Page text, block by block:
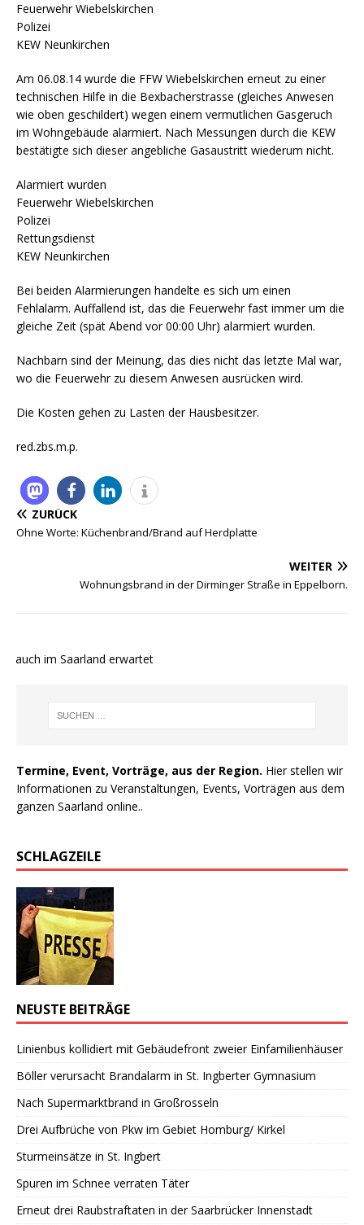
Feuerwehr Wiebelskirchen
Polizei
KEW Neunkirchen
Am 06.08.14 wurde die FFW Wiebelskirchen erneut zu einer
technischen Hilfe in die Bexbacherstrasse (gleiches Anwesen
wie oben geschildert) wegen einem vermutlichen Gasgeruch
im Wohngebäude alarmiert. Nach Messungen durch die KEW
bestätigte sich dieser angebliche Gasaustritt wiederum nicht.
Alarmiert wurden
Feuerwehr Wiebelskirchen
Polizei
Rettungsdienst
KEW Neunkirchen
Bei beiden Alarmierungen handelte es sich um einen
Fehlalarm. Auffallend ist, das die Feuerwehr fast immer um die
gleiche Zeit (spät Abend vor 00:00 Uhr) alarmiert wurden.
Nachbarn sind der Meinung, das dies nicht das letzte Mal war,
wo die Feuerwehr zu diesem Anwesen ausrücken wird.
Die Kosten gehen zu Lasten der Hausbesitzer.
red.zbs.m.p.
ZURÜCK
Ohne Worte: Küchenbrand/Brand auf Herdplatte
WEITER
Wohnungsbrand in der Dirminger Straße in Eppelborn.
auch im Saarland erwartet
Termine, Event, Vorträge, aus der Region. Hier stellen wir
Informationen zu Veranstaltungen, Events, Vorträgen aus dem
ganzen Saarland online..
SCHLAGZEILE
NEUSTE BEITRÄGE
Linienbus kollidiert mit Gebäudefront zweier Einfamilienhäuser
Böller verursacht Brandalarm in St. Ingberter Gymnasium
Nach Supermarktbrand in Großrosseln
Drei Aufbrüche von Pkw im Gebiet Homburg/ Kirkel
Sturmeinsätze in St. Ingbert
Spuren im Schnee verraten Täter
Erneut drei Raubstraftaten in der Saarbrücker Innenstadt